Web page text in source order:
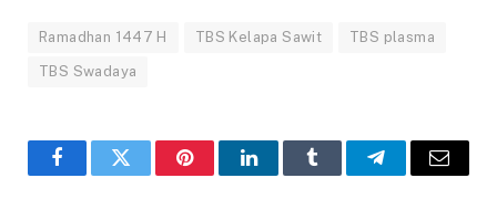
Ramadhan 1447 H TBS Kelapa Sawit TBS plasma
TBS Swadaya
FacebookTwitter PinterestLinkedInTumblr TelegramEmail